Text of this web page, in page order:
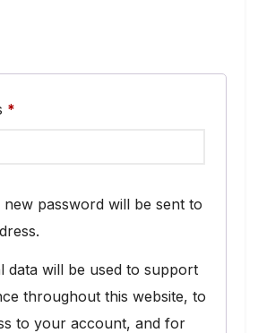
*
password will be sent to
data will be used to support
throughout this website, to
to your account, and for